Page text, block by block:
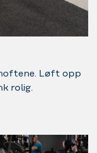
Løft opp
rolig.